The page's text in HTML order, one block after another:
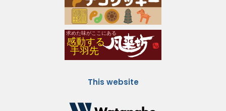
This website